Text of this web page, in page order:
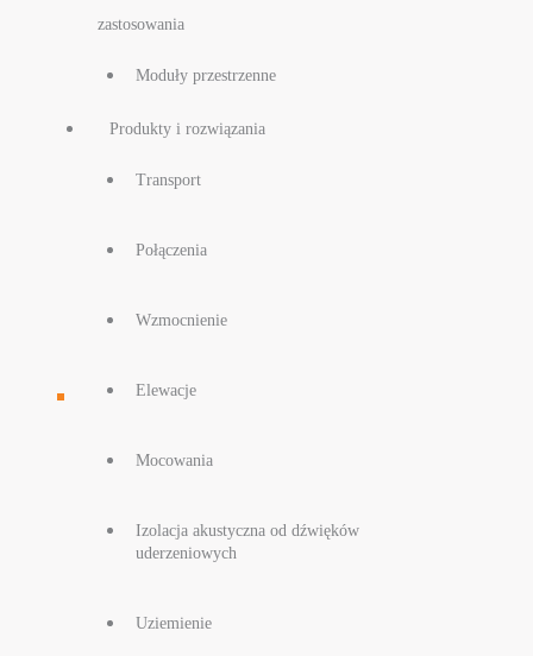
zastosowania
Moduły przestrzenne
Produkty i rozwiązania
Transport
Połączenia
Wzmocnienie
Elewacje
Mocowania
Izolacja akustyczna od dźwięków
uderzeniowych
Uziemienie